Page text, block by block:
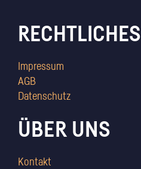
RECHTLICHES
Impressum
AGB
Datenschutz
ÜBER UNS
Kontakt